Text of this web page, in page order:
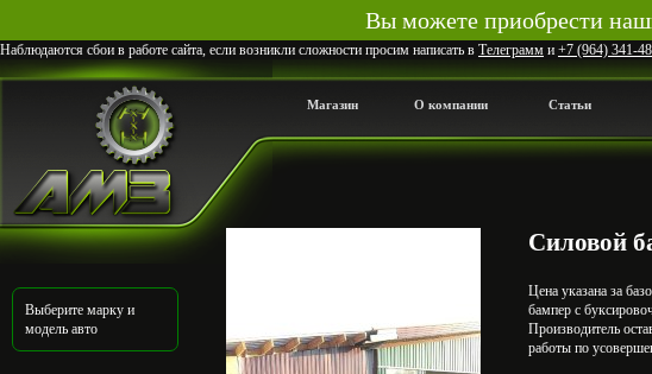
Вы можете приобрести
Наблюдаются сбои в работе сайта, если возникли сложности просим написать в Телеграмм и +7 (964) 341-
Магазин О компании Статьи
Выберите марку и
модель авто
Силовой
Цена указана за
бампер с
Производитель
работы по